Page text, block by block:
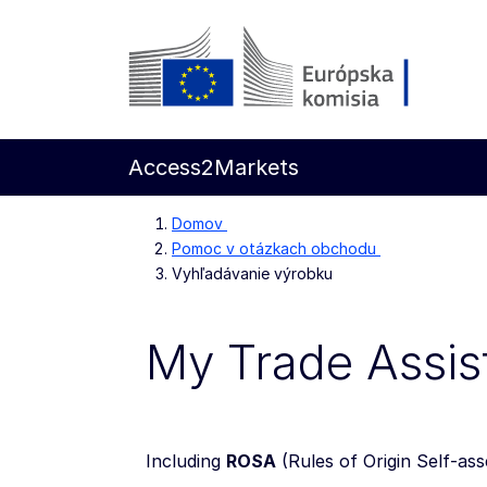
Prejsť na hlavný obsah
Access2Markets
Domov
Pomoc v otázkach obchodu
Vyhľadávanie výrobku
My Trade
Including ROSA (Rules of Origin Self-